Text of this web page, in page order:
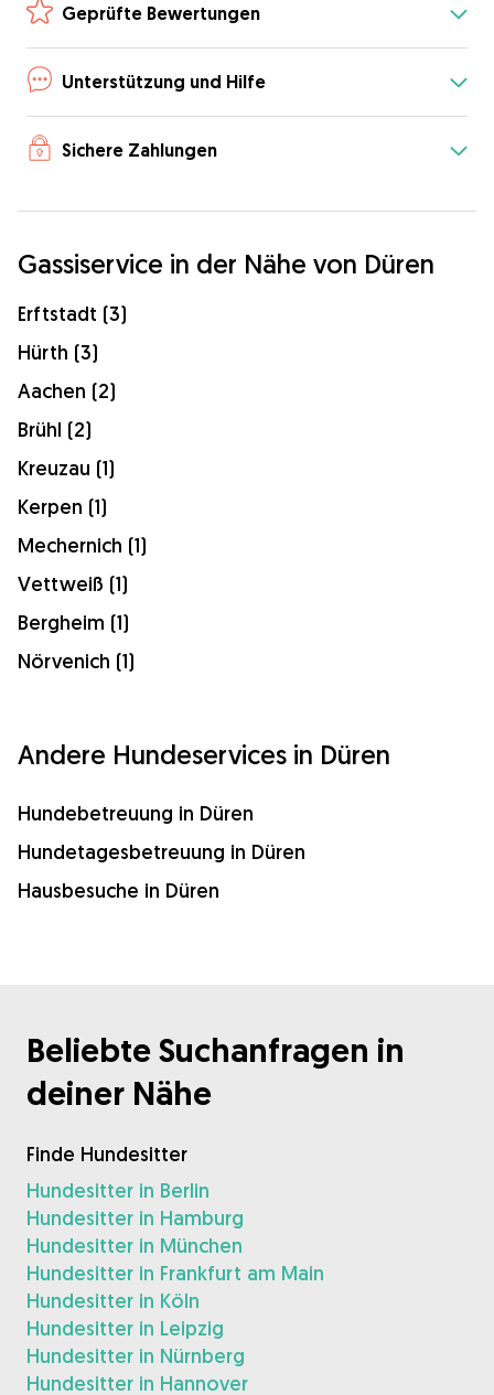
Geprüfte Bewertungen
Unterstützung und Hilfe
Sichere Zahlungen
Gassiservice in der Nähe von Düren
Erftstadt (3)
Hürth (3)
Aachen (2)
Brühl (2)
Kreuzau (1)
Kerpen (1)
Mechernich (1)
Vettweiß (1)
Bergheim (1)
Nörvenich (1)
Andere Hundeservices in Düren
Hundebetreuung in Düren
Hundetagesbetreuung in Düren
Hausbesuche in Düren
Beliebte Suchanfragen in
deiner Nähe
Finde Hundesitter
Hundesitter in Berlin
Hundesitter in Hamburg
Hundesitter in München
Hundesitter in Frankfurt am Main
Hundesitter in Köln
Hundesitter in Leipzig
Hundesitter in Nürnberg
Hundesitter in Hannover